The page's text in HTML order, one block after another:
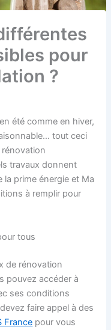
pour
?
été comme en hiver,
tout ceci
travaux donnent
prime énergie et Ma
à remplir pour
tous
de rénovation
pouvez accéder à
ses conditions
faire appel à des
France pour vous